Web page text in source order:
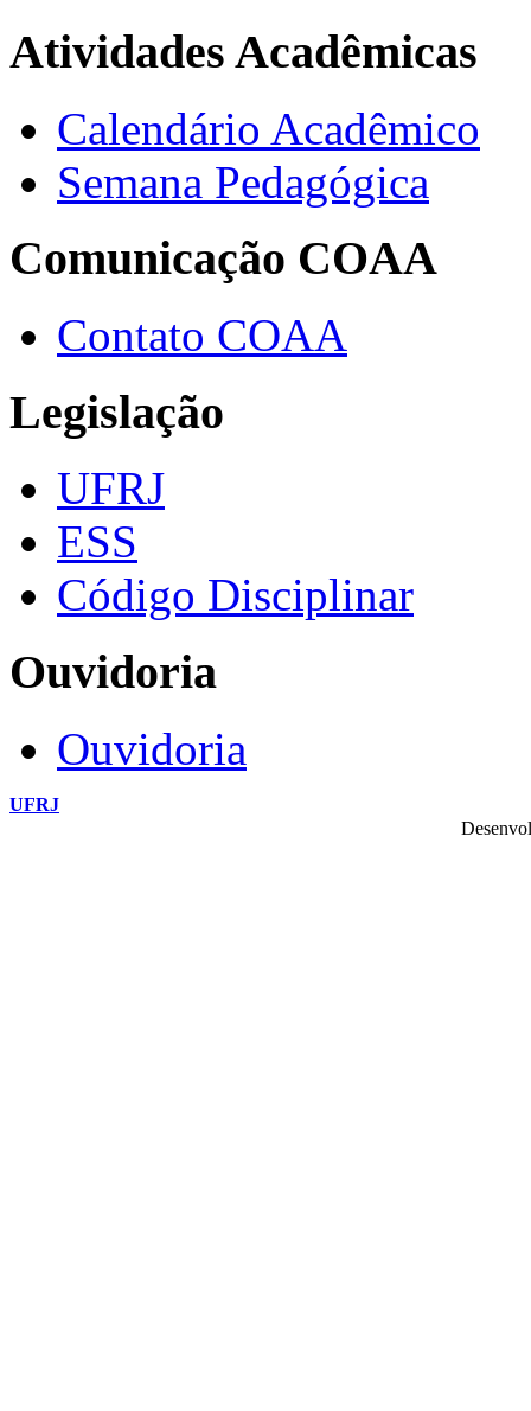
Atividades Acadêmicas
Calendário Acadêmico
Semana Pedagógica
Comunicação COAA
Contato COAA
Legislação
UFRJ
ESS
Código Disciplinar
Ouvidoria
Ouvidoria
UFRJ